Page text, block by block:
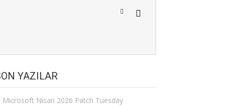
YAZILAR
Microsoft Nisan 2026 Patch Tuesday